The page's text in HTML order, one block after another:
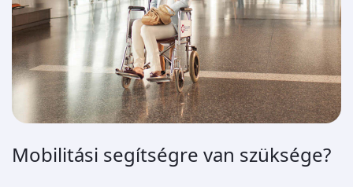
Mobilitási segítségre van szüksége?